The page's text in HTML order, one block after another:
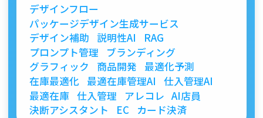
デザインフロー
パッケージデザイン生成サービス
デザイン補助 説明性AI
RAG
プロンプト管理
ブランディング
グラフィック
商品開発
最適化予測
在庫最適化 最適在庫管理AI
仕入管理AI
最適在庫 仕入管理 アレコレ AI店員
決断アシスタント
EC カード決済